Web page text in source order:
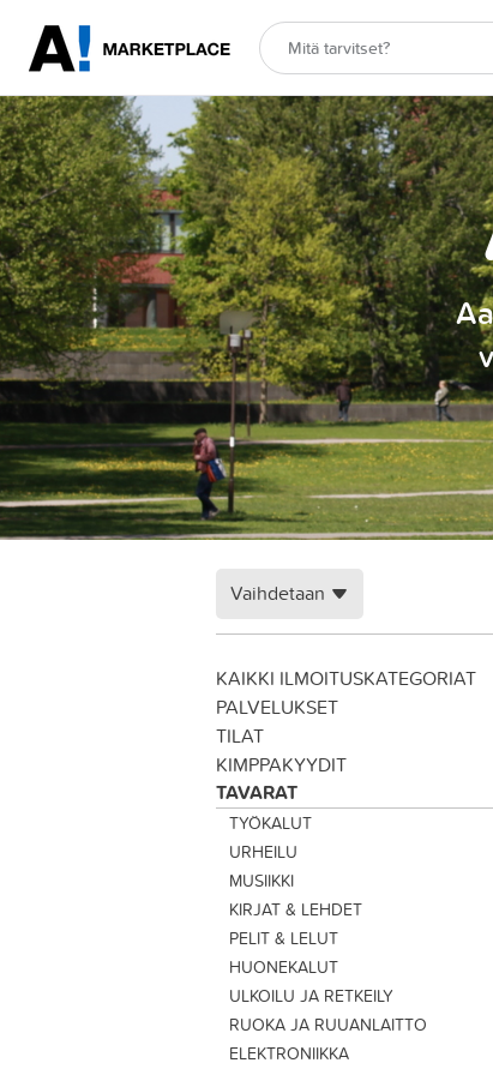
Vaihdetaan
KAIKKI ILMOITUSKATEGORIAT
PALVELUKSET
TILAT
KIMPPAKYYDIT
TAVARAT
TYÖKALUT
URHEILU
MUSIIKKI
KIRJAT & LEHDET
PELIT & LELUT
HUONEKALUT
ULKOILU JA RETKEILY
RUOKA JA RUUANLAITTO
ELEKTRONIIKKA